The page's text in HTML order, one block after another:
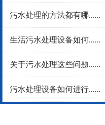
污水处理的方法都有哪......
生活污水处理设备如何......
关于污水处理这些问题......
污水处理设备如何进行......